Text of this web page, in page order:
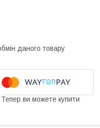
даного товару
Тепер ви можете купити